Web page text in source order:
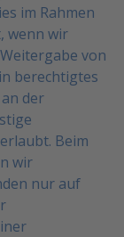
im Rahmen
wenn wir
von
berechtigtes
der
Beim
wir
nur auf